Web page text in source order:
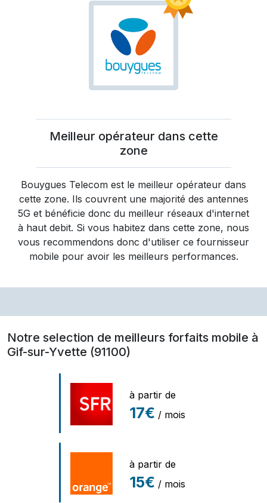
Meilleur opérateur dans cette
zone
Bouygues Telecom est le meilleur opérateur dans
cette zone. Ils couvrent une majorité des antennes
5G et bénéficie donc du meilleur réseaux d'internet
à haut debit. Si vous habitez dans cette zone, nous
vous recommendons donc d'utiliser ce fournisseur
mobile pour avoir les meilleurs performances.
Notre selection de meilleurs forfaits mobile à
Gif-sur-Yvette (91100)
à partir de
17€ / mois
à partir de
15€ / mois